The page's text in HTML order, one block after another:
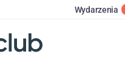
Wydarzenia